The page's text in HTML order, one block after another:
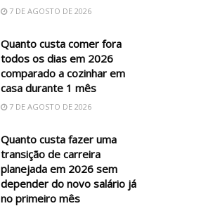
7 DE AGOSTO DE 2026
Quanto custa comer fora
todos os dias em 2026
comparado a cozinhar em
casa durante 1 mês
7 DE AGOSTO DE 2026
Quanto custa fazer uma
transição de carreira
planejada em 2026 sem
depender do novo salário já
no primeiro mês